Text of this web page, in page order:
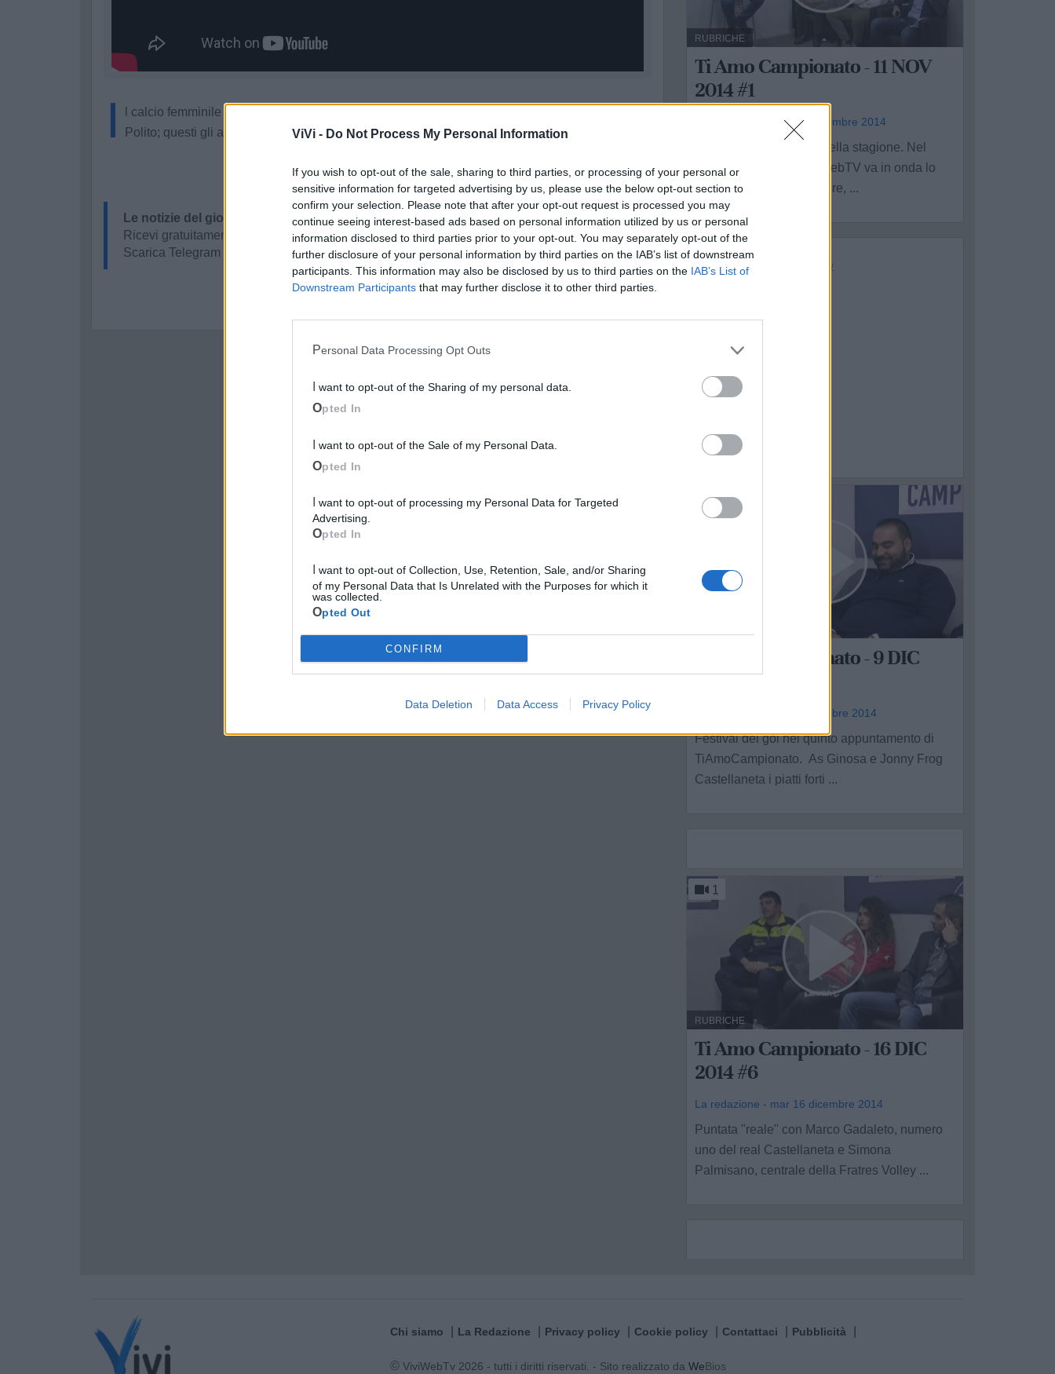
ViVi - Do Not Process My Personal Information
If you wish to opt-out of the sale, sharing to third parties, or processing of your personal or
sensitive information for targeted advertising by us, please use the below opt-out section to
confirm your selection. Please note that after your opt-out request is processed you may
continue seeing interest-based ads based on personal information utilized by us or personal
information disclosed to third parties prior to your opt-out. You may separately opt-out of the
further disclosure of your personal information by third parties on the IAB’s list of downstream
participants. This information may also be disclosed by us to third parties on the IAB’s List of
Downstream Participants that may further disclose it to other third parties.
Personal Data Processing Opt Outs
I want to opt-out of the Sharing of my personal data.
Opted In
I want to opt-out of the Sale of my Personal Data.
Opted In
Advertising.
Opted In
of my Personal Data that Is Unrelated with the Purposes for which it
was collected.
Opted Out
CONFIRM
Data Deletion Data Access Privacy Policy
I
l calcio femminile di Castellaneta con Simona Tagliente e la serie C di pallavolo con Dario
Polito; questi gli argomenti della puntata n.15 di Ti Amo Campionato!
Le notizie del giorno sul tuo smartphone
Ricevi gratuitamente ogni giorno le notizie della tua città direttamente sul tuo smartphone.
Scarica Telegram e
RUBRICHE
Ti Amo Campionato - 11 NOV
2014 #1
La redazione - mar 11 novembre 2014
Il primo appuntamento della stagione. Nel
salotto sportivo di ViViWebTV va in onda lo
sport che più ci sta a cuore, ...
1
Ti Amo Campionato - 9 DIC
2014 #5
La redazione - mar 9 dicembre 2014
Festival del gol nel quinto appuntamento di
TiAmoCampionato. As Ginosa e Jonny Frog
Castellaneta i piatti forti ...
1
RUBRICHE
Ti Amo Campionato - 16 DIC
2014 #6
La redazione - mar 16 dicembre 2014
Puntata "reale" con Marco Gadaleto, numero
uno del real Castellaneta e Simona
Palmisano, centrale della Fratres Volley ...
Chi siamo La Redazione Privacy policy Cookie policy Contattaci Pubblicità
© ViviWebTv 2026 - tutti i diritti riservati. - Sito realizzato da WeBios